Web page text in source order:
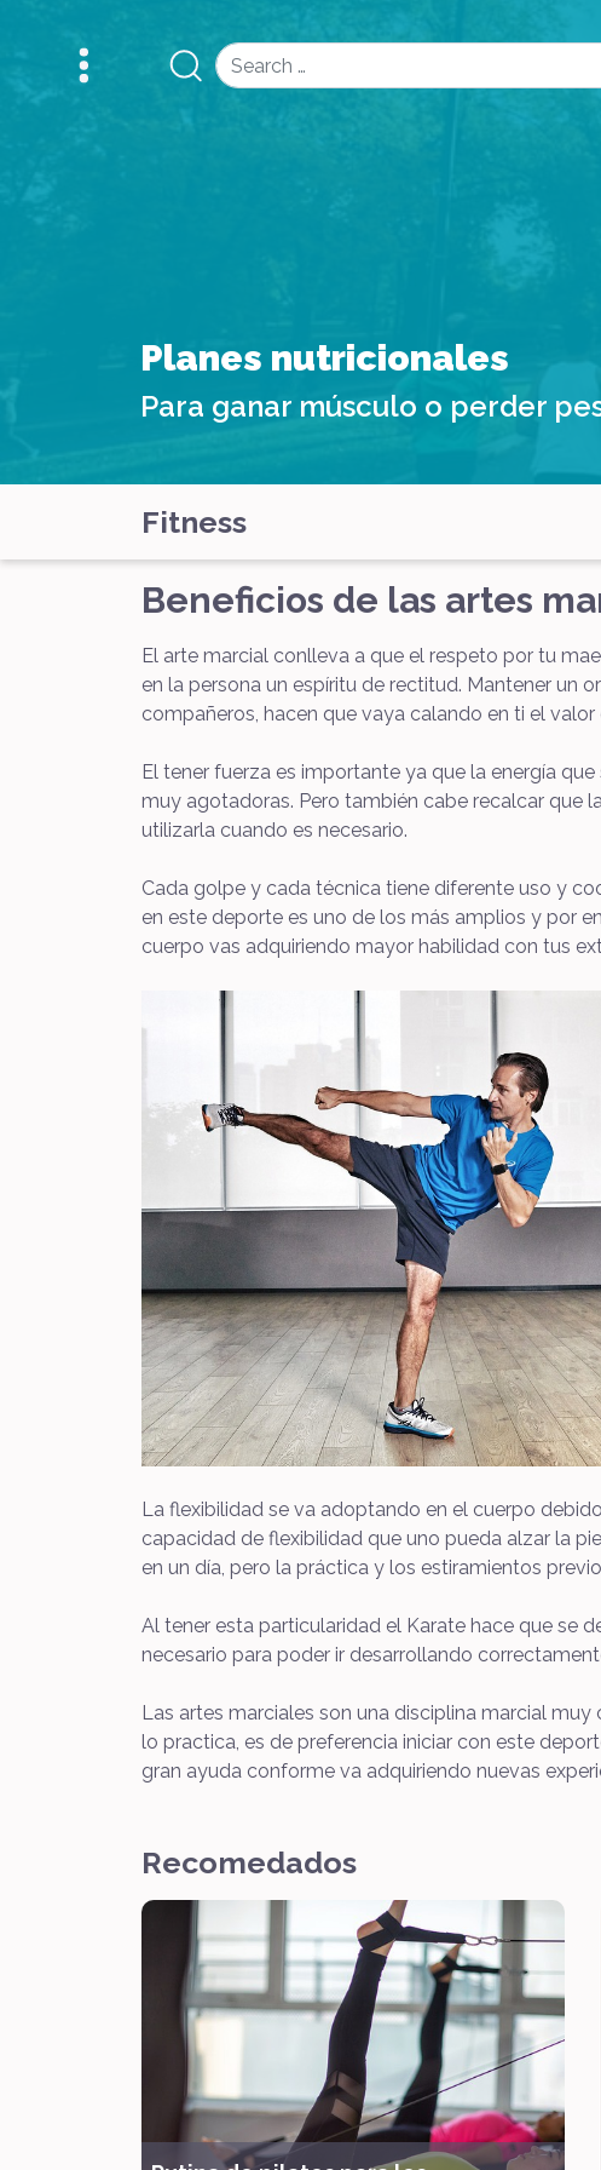
Search
Planes nutricionales
Para ganar músculo o perder
Fitness
Beneficios de las artes
El arte marcial conlleva a que el respeto por tu
en la persona un espíritu de rectitud. Mantener un
compañeros, hacen que vaya calando en ti el
El tener fuerza es importante ya que la energía
muy agotadoras. Pero también cabe recalcar que
utilizarla cuando es necesario.
Cada golpe y cada técnica tiene diferente uso y
en este deporte es uno de los más amplios y por
cuerpo vas adquiriendo mayor habilidad con tus
La flexibilidad se va adoptando en el cuerpo
capacidad de flexibilidad que uno pueda alzar la
en un día, pero la práctica y los estiramientos
Al tener esta particularidad el Karate hace que se
necesario para poder ir desarrollando
Las artes marciales son una disciplina marcial
lo practica, es de preferencia iniciar con este
gran ayuda conforme va adquiriendo nuevas
Recomedados